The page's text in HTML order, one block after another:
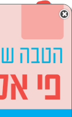
מתקני ייבוש כלים
×